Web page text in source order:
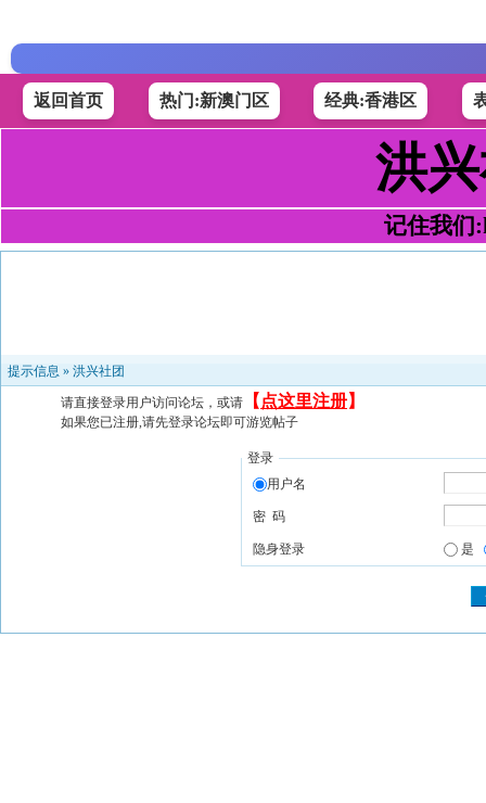
返回首页 热门:新澳门区 经典:香港区
洪
记住我们
提示信息 » 洪兴社团
请直接登录用户访问论坛，或请 【 点这里注册】
如果您已注册,请先登录论坛即可游览帖子
登录
用户名
密 码
隐身登录 是